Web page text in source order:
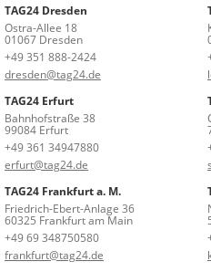
TAG24 Dresden
Ostra-Allee 18
01067 Dresden
+49 351 888-2424
dresden@tag24.de
TAG24 Erfurt
Bahnhofstraße 38
99084 Erfurt
+49 361 34947880
erfurt@tag24.de
TAG24 Frankfurt a. M.
Friedrich-Ebert-Anlage 36
60325 Frankfurt am Main
+49 69 348750580
frankfurt@tag24.de